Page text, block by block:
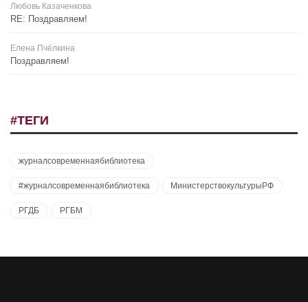
Любовь Казаченкова
RE: Поздравляем!
Елена Пчёлкина
Поздравляем!
#ТЕГИ
журналсовременнаябиблиотека
#журналсовременнаябиблиотека МинистерствокультурыРФ
РГДБ РГБМ